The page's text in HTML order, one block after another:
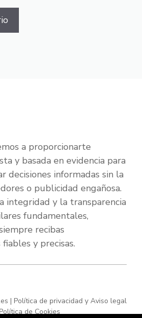
a proporcionarte
y basada en evidencia para
decisiones informadas sin la
o publicidad engañosa.
integridad y la transparencia
fundamentales,
recibas
y precisas.
| Política de privacidad y Aviso legal
de Cookies